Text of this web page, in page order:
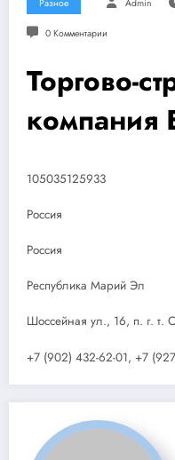
Разное Admin
0 Комментарии
Торгово-
компания
105035125933
Россия
Россия
Республика Марий Эл
Шоссейная ул., 16, п. г. т.
+7 (902) 432-62-01, +7